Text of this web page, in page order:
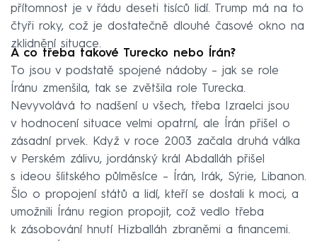
přítomnost je v řádu deseti tisíců lidí. Trump má na to
čtyři roky, což je dostatečně dlouhé časové okno na
zklidnění situace.
A co třeba takové Turecko nebo Írán?
To jsou v podstatě spojené nádoby – jak se role
Íránu zmenšila, tak se zvětšila role Turecka.
Nevyvolává to nadšení u všech, třeba Izraelci jsou
v hodnocení situace velmi opatrní, ale Írán přišel o
zásadní prvek. Když v roce 2003 začala druhá válka
v Perském zálivu, jordánský král Abdalláh přišel
s ideou šíitského půlměsíce – Írán, Irák, Sýrie, Libanon.
Šlo o propojení států a lidí, kteří se dostali k moci, a
umožnili Íránu region propojit, což vedlo třeba
k zásobování hnutí Hizballáh zbraněmi a financemi.